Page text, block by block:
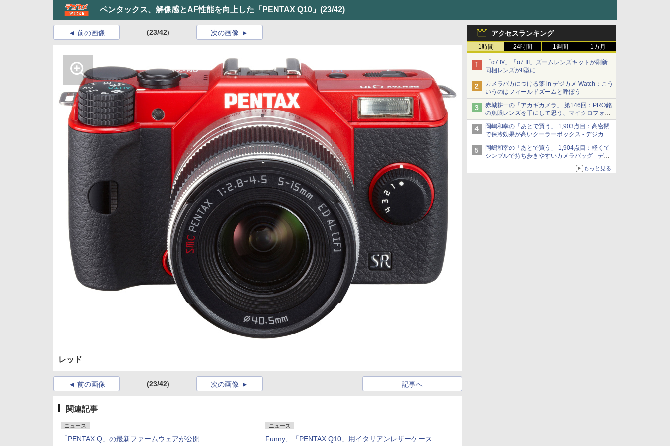
ペンタックス、解像感とAF性能を向上した「PENTAX Q10」 (23/42)
アクセスランキング
1時間 24時間 1週間 1カ月
「α7 IV」「α7 III」ズームレンズキットが刷新
同梱レンズがII型に
カメラバカにつける薬 in デジカメ Watch：こう
いうのはフィールドズームと呼ぼう
赤城耕一の「アカギカメラ」 第146回：PRO銘
の魚眼レンズを手にして思う、マイクロフォー
サーズへの期待と可能性
岡嶋和幸の「あとで買う」 1,903点目：高密閉
で保冷効果が高いクーラーボックス - デジカメ
Watch
岡嶋和幸の「あとで買う」 1,904点目：軽くて
シンプルで持ち歩きやすいカメラバッグ - デジ
もっと見る
前の画像 (23/42) 次の画像
レッド
前の画像 (23/42) 記事へ
次の画像
関連記事
ニュース
「PENTAX Q」の最新ファームウェアが公開
ニュース
Funny、「PENTAX Q10」用イタリアンレザーケース